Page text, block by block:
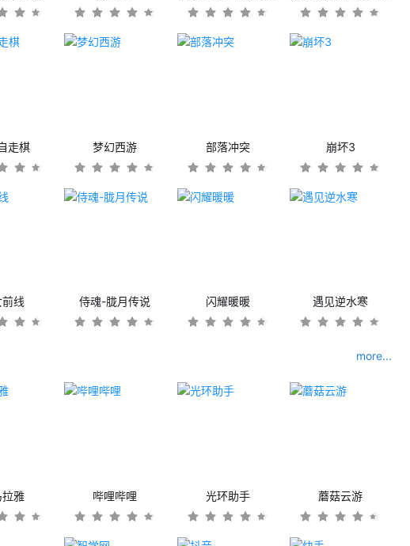
走棋 梦幻西游 部落冲突 崩坏3
线 侍魂-胧月传说 闪耀暖暖 遇见逆水寒
more...
雅 哔哩哔哩 光环助手 蘑菇云游